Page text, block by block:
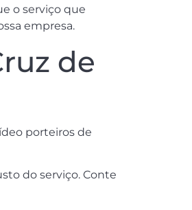
o serviço que
empresa.
de
porteiros de
do serviço. Conte